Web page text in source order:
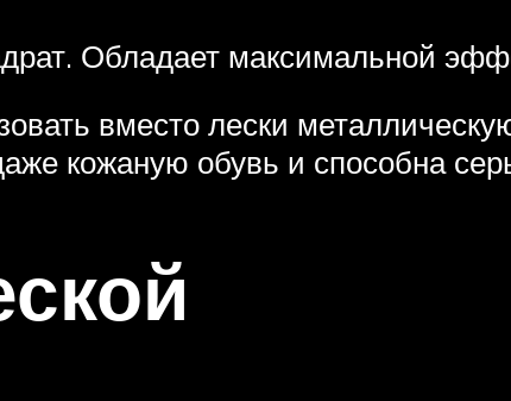
Обладает максимальной
вместо лески
кожаную обувь и способна